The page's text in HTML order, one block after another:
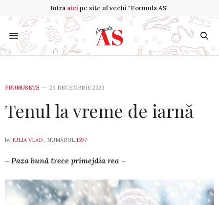
Intra aicipe site ul vechi "Formula AS"
FRUMUSEȚE 29 DECEMBRIE 2023
Tenul la vreme de iarnă
by IULIA VLAD , NUMĂRUL 1597
– Paza bună trece primejdia rea –